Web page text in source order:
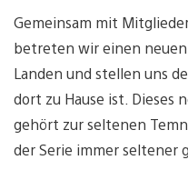
Gemeinsam mit
betreten wir einen
Landen und stellen uns
dort zu Hause ist. Dieses
gehört zur seltenen
der Serie immer seltener